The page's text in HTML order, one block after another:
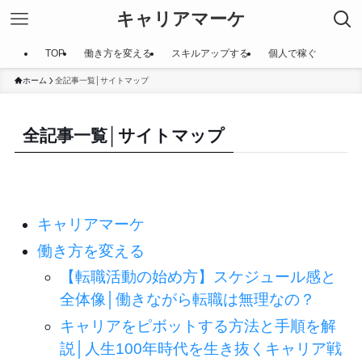
キャリアマーケ
TOP 働き方を変える スキルアップする 個人で稼ぐ
ホーム 全記事一覧│サイトマップ
全記事一覧│サイトマップ
キャリアマーケ
働き方を変える
【転職活動の始め方】スケジュール感と
全体像│働きながら転職は無理なの？
キャリアをピボットする方法と手順を解
説│人生100年時代を生き抜くキャリア戦